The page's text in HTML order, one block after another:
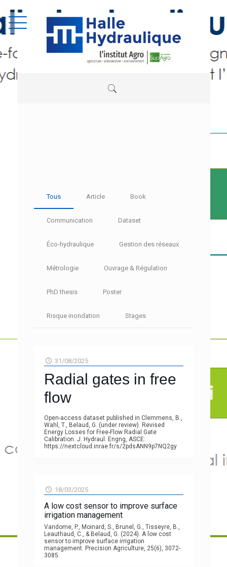
Tous Article Book
Communication Dataset
Éco-hydraulique Gestion des réseaux
Métrologie Ouvrage & Régulation
PhD thesis Poster
Risque inondation Stages
31/08/2025
Radial gates in free
flow
Open-access dataset published in Clemmens, B.,
Wahl, T., Belaud, G. (under review). Revised
Energy Losses for Free-Flow Radial Gate
Calibration. J. Hydraul. Engng, ASCE:
https://nextcloud.inrae.fr/s/2pdsANN9p7NQ2gy
18/03/2025
A low cost sensor to improve surface
irrigation management
Vandome, P., Moinard, S., Brunel, G., Tisseyre, B.,
Leauthaud, C., & Belaud, G. (2024). A low cost
sensor to improve surface irrigation
management. Precision Agriculture, 25(6), 3072-
3085.